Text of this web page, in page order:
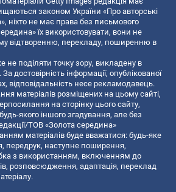
законом України «Про авторські
ніхто не має права без письмового
їх використовувати, вони не
відтворенню, перекладу, поширенню в
не поділяти точку зору, викладену в
достовірність інформації, опублікованої
відповідальність несе рекламодавець.
матеріалів розміщених на цьому сайті,
на сторінку цього сайту,
якого іншого згадування, але без
ТОВ «Золота середина»
матеріалів буде вважатися: будь-яке
передрук, наступне поширення,
з використанням, включенням до
розповсюдження, адаптація, переклад